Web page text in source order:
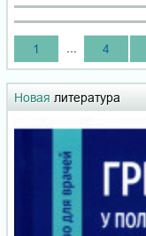
1 4
Новая литература